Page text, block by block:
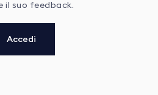
il suo feedback.
Accedi